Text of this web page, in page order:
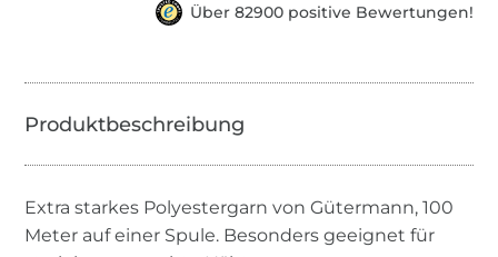
Über 82900 positive Bewertungen!
Extra starkes Polyestergarn von Gütermann, 100
Meter auf einer Spule. Besonders geeignet für